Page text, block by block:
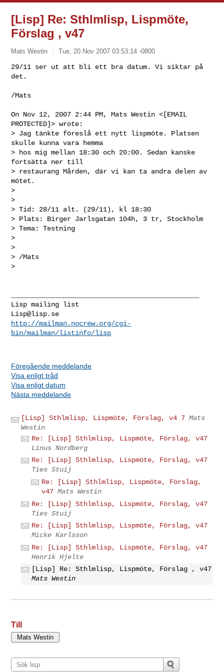
[Lisp] Re: Sthlmlisp, Lispmöte,
Förslag , v47
Mats Westin Tue, 20 Nov 2007 03:53:14 -0800
29/11 ser ut att bli ett bra datum. Vi siktar på
det.
/Mats
On Nov 12, 2007 2:44 PM, Mats Westin <[EMAIL
PROTECTED]> wrote:
> Jag tänkte föreslå ett nytt lispmöte. Platsen
skulle kunna vara hemma
> hos mig mellan 18:30 och 20:00. Sedan kanske
fortsätta ner till
> restaurang Mården, där vi kan ta andra delen av
mötet.
>
>
> Tid: 28/11 alt. (29/11), kl 18:30
> Plats: Birger Jarlsgatan 104h, 3 tr, Stockholm
> Tema: Testning
>
>
> /Mats
>
Lisp@lisp.se
http://mailman.nocrew.org/cgi-
bin/mailman/listinfo/lisp
Föregående meddelande
Visa enligt tråd
Visa enligt datum
Nästa meddelande
[Lisp] Sthlmlisp, Lispmöte, Förslag, v4 7 Mats
Westin
Re: [Lisp] Sthlmlisp, Lispmöte, Förslag, v47
Linus Nordberg
Re: [Lisp] Sthlmlisp, Lispmöte, Förslag, v47
Ties Stuij
Re: [Lisp] Sthlmlisp, Lispmöte, Förslag,
v47 Mats Westin
Re: [Lisp] Sthlmlisp, Lispmöte, Förslag, v47
Ties Stuij
Re: [Lisp] Sthlmlisp, Lispmöte, Förslag, v47
Micke Karlsson
Re: [Lisp] Sthlmlisp, Lispmöte, Förslag, v47
Henrik Hjelte
[Lisp] Re: Sthlmlisp, Lispmöte, Förslag , v47
Mats Westin
Till